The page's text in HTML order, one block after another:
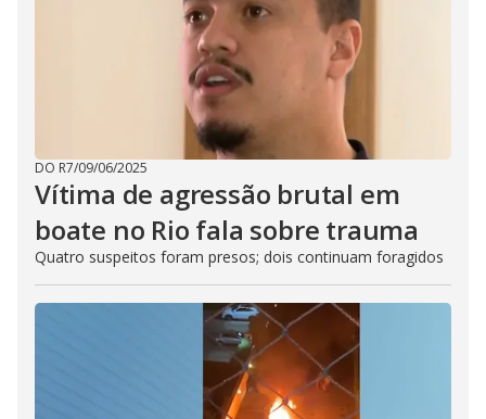
DO R7/09/06/2025
Vítima de agressão brutal em
boate no Rio fala sobre trauma
Quatro suspeitos foram presos; dois continuam foragidos